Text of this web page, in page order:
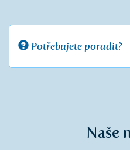
Potřebujete poradit?
Naše